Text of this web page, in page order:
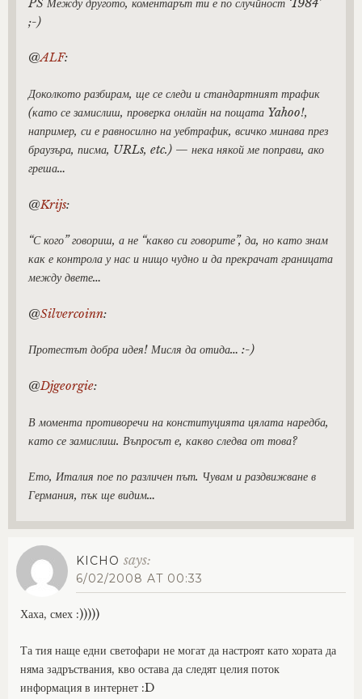
PS Между другото, коментарът ти е по случйност ‘1984’
;-)
@ALF:
Доколкото разбирам, ще се следи и стандартният трафик
(като се замислиш, проверка онлайн на пощата Yahoo!,
например, си е равносилно на уебтрафик, всичко минава през
браузъра, писма, URLs, etc.) — нека някой ме поправи, ако
греша…
@Krijs:
“С кого” говориш, а не “какво си говорите”, да, но като знам
как е контрола у нас и нищо чудно и да прекрачат границата
между двете…
@Silvercoinn:
Протестът добра идея! Мисля да отида… :-)
@Djgeorgie:
В момента противоречи на конституцията цялата наредба,
като се замислиш. Въпросът е, какво следва от това?
Ето, Италия пое по различен път. Чувам и раздвижване в
Германия, пък ще видим…
KICHO says:
6/02/2008 AT 00:33
Хаха, смех :)))))
Та тия наще едни светофари не могат да настроят като хората да
няма задръствания, кво остава да следят целия поток
информация в интернет :D